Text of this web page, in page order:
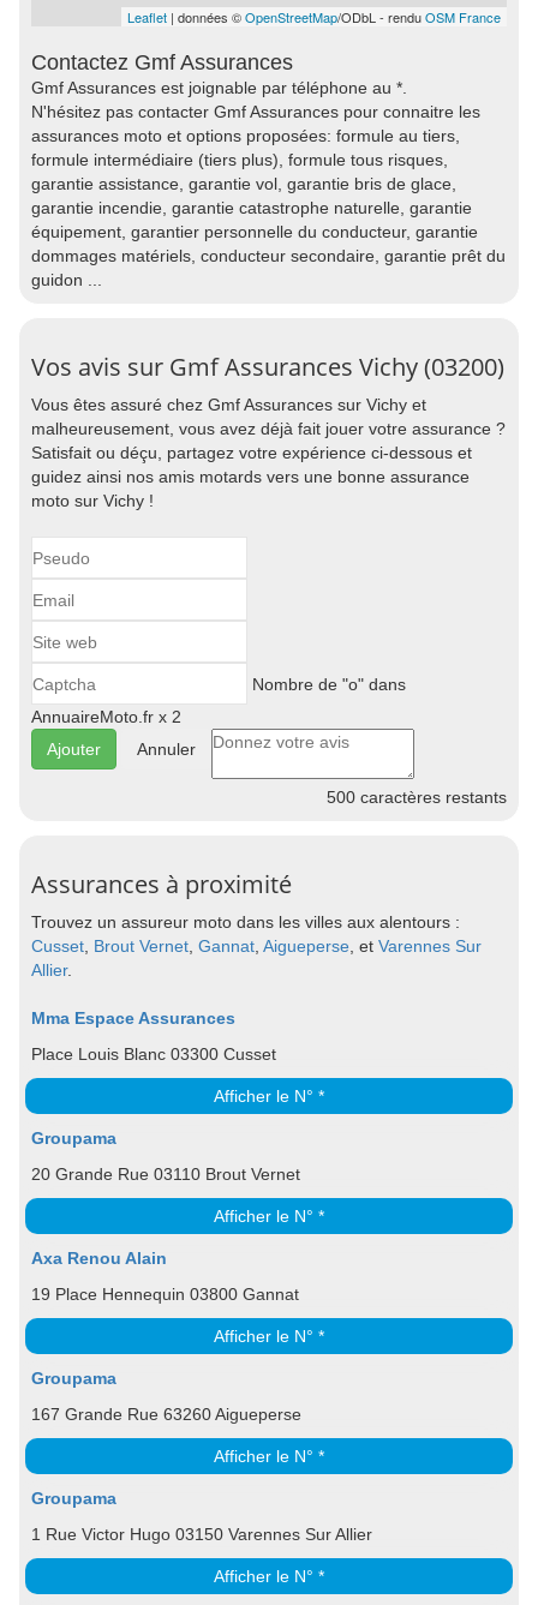
Leaflet | données ©OpenStreetMap/ODbL - renduOSM France
Contactez Gmf Assurances
Gmf Assurances est joignable par téléphone au *.
N'hésitez pas contacter Gmf Assurances pour connaitre les
assurances moto et options proposées: formule au tiers,
formule intermédiaire (tiers plus), formule tous risques,
garantie assistance, garantie vol, garantie bris de glace,
garantie incendie, garantie catastrophe naturelle, garantie
équipement, garantier personnelle du conducteur, garantie
dommages matériels, conducteur secondaire, garantie prêt du
guidon ...
Vos avis sur Gmf Assurances Vichy (03200)
Vous êtes assuré chez Gmf Assurances sur Vichy et
malheureusement, vous avez déjà fait jouer votre assurance ?
Satisfait ou déçu, partagez votre expérience ci-dessous et
guidez ainsi nos amis motards vers une bonne assurance
moto sur Vichy !
Nombre de "o" dans
AnnuaireMoto.fr x 2
Annuler
500 caractères restants
Assurances à proximité
Trouvez un assureur moto dans les villes aux alentours :
Cusset Brout Vernet Gannat Aigueperse , et Varennes Sur
Allier.
Mma Espace Assurances
Place Louis Blanc 03300 Cusset
Afficher le N° *
Groupama
20 Grande Rue 03110 Brout Vernet
Afficher le N° *
Axa Renou Alain
19 Place Hennequin 03800 Gannat
Afficher le N° *
Groupama
167 Grande Rue 63260 Aigueperse
Afficher le N° *
Groupama
1 Rue Victor Hugo 03150 Varennes Sur Allier
Afficher le N° *